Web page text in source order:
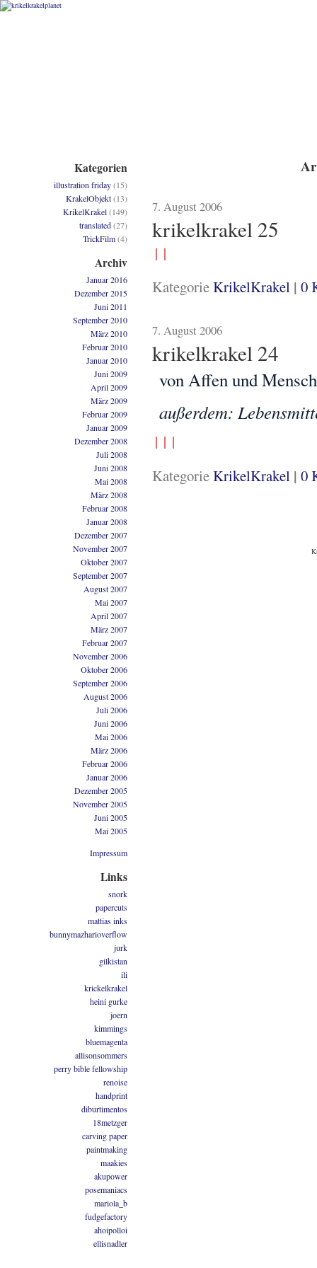
7. August 2006
krikelkrakel 25
KategorieKrikelKrakel | 0
7. August 2006
krikelkrakel 24
von Affen und
außerdem:
KategorieKrikelKrakel | 0
Kategorien
illustration friday(15)
KrakelObjekt(13)
KrikelKrakel(149)
translated(27)
TrickFilm(4)
Archiv
Januar 2016
Dezember 2015
Juni 2011
September 2010
März 2010
Februar 2010
Januar 2010
Juni 2009
April 2009
März 2009
Februar 2009
Januar 2009
Dezember 2008
Juli 2008
Juni 2008
Mai 2008
März 2008
Februar 2008
Januar 2008
Dezember 2007
November 2007
Oktober 2007
September 2007
August 2007
Mai 2007
April 2007
März 2007
Februar 2007
November 2006
Oktober 2006
September 2006
August 2006
Juli 2006
Juni 2006
Mai 2006
März 2006
Februar 2006
Januar 2006
Dezember 2005
November 2005
Juni 2005
Mai 2005
Impressum
Links
snork
papercuts
mattias inks
bunnymazharioverflow
jurk
gilkistan
ili
krickelkrakel
heini gurke
joern
kimmings
bluemagenta
allisonsommers
perry bible fellowship
renoise
handprint
diburtimentos
18metzger
carving paper
paintmaking
maakies
akupower
posemaniacs
mariola_b
fudgefactory
ahoipolloi
ellisnadler